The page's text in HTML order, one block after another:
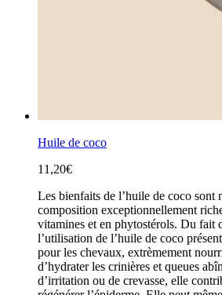
Huile de coco
11,20€
Les bienfaits de l’huile de coco sont
composition exceptionnellement
vitamines et en phytostérols. Du fait
l’utilisation de l’huile de coco
pour les chevaux, extrèmement
d’hydrater les crinières et queues
d’irritation ou de crevasse, elle